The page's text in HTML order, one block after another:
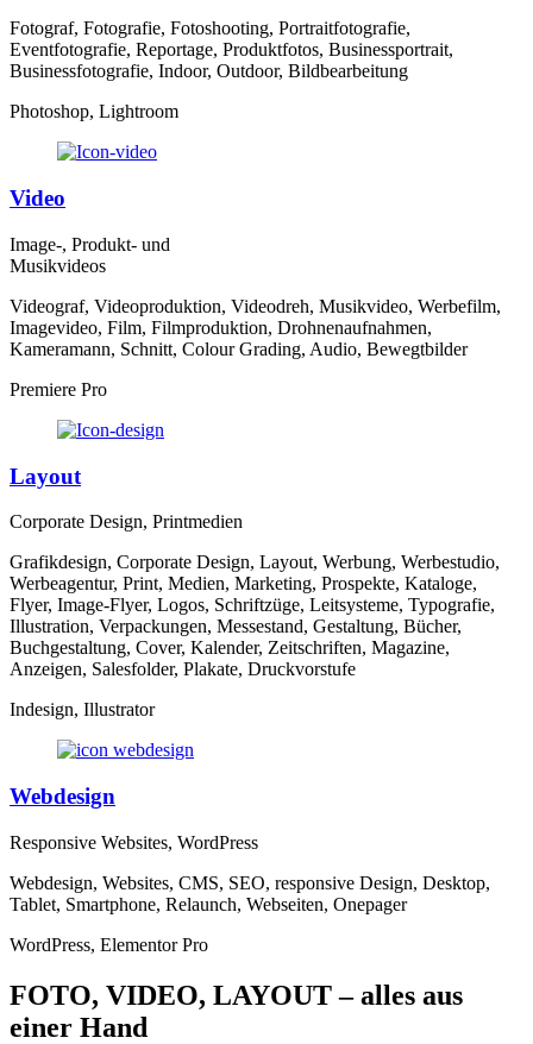
Fotograf, Fotografie, Fotoshooting, Portraitfotografie,
Eventfotografie, Reportage, Produktfotos, Businessportrait,
Businessfotografie, Indoor, Outdoor, Bildbearbeitung
Photoshop, Lightroom
Video
Image-, Produkt- und
Musikvideos
Videograf, Videoproduktion, Videodreh, Musikvideo, Werbefilm,
Imagevideo, Film, Filmproduktion, Drohnenaufnahmen,
Kameramann, Schnitt, Colour Grading, Audio, Bewegtbilder
Premiere Pro
Layout
Corporate Design, Printmedien
Grafikdesign, Corporate Design, Layout, Werbung, Werbestudio,
Werbeagentur, Print, Medien, Marketing, Prospekte, Kataloge,
Flyer, Image-Flyer, Logos, Schriftzüge, Leitsysteme, Typografie,
Illustration, Verpackungen, Messestand, Gestaltung, Bücher,
Buchgestaltung, Cover, Kalender, Zeitschriften, Magazine,
Anzeigen, Salesfolder, Plakate, Druckvorstufe
Indesign, Illustrator
Webdesign
Responsive Websites, WordPress
Webdesign, Websites, CMS, SEO, responsive Design, Desktop,
Tablet, Smartphone, Relaunch, Webseiten, Onepager
WordPress, Elementor Pro
FOTO, VIDEO, LAYOUT – alles aus
einer Hand